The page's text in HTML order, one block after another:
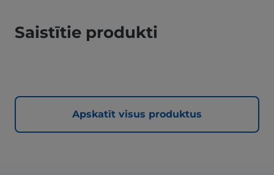
Saistītie produkti
Apskatīt visus produktus